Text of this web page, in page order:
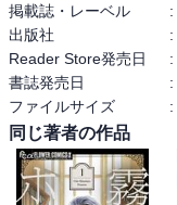
掲載誌・レーベル
:
出版社
:
Reader Store発売日
:
書誌発売日
:
ファイルサイズ
:
同じ著者の作品